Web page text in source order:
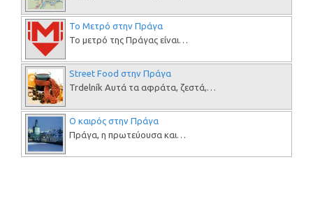
Το Μετρό στην Πράγα
Το μετρό της Πράγας είναι…
Street Food στην Πράγα
Trdelník Αυτά τα αφράτα, ζεστά,…
Ο καιρός στην Πράγα
Πράγα, η πρωτεύουσα και…